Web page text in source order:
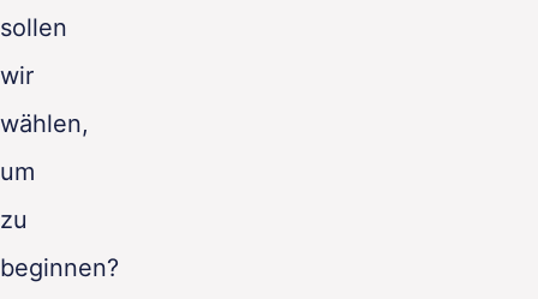
sollen
wir
wählen,
um
zu
beginnen?